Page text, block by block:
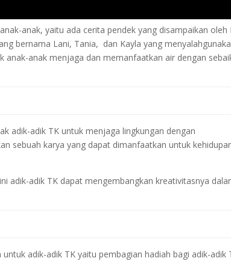
anak, yaitu ada cerita pendek yang disampaikan oleh
bernama Lani, Tania, dan Kayla yang
anak-anak menjaga dan memanfaatkan air dengan
adik-adik TK untuk menjaga lingkungan dengan
sebuah karya yang dapat dimanfaatkan untuk
adik-adik TK dapat mengembangkan kreativitasnya
adik-adik TK yaitu pembagian hadiah bagi adik-adik